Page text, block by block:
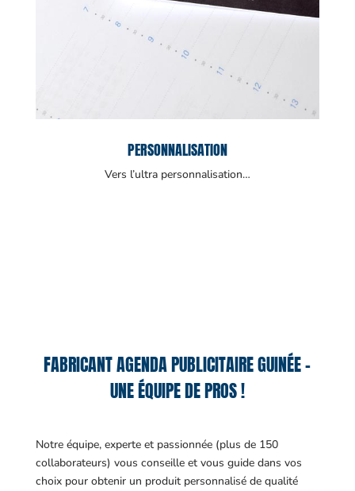
PERSONNALISATION
Vers l’ultra personnalisation…
FABRICANT AGENDA PUBLICITAIRE GUINÉE –
UNE ÉQUIPE DE PROS !
Notre équipe, experte et passionnée (plus de 150
collaborateurs) vous conseille et vous guide dans vos
choix pour obtenir un produit personnalisé de qualité